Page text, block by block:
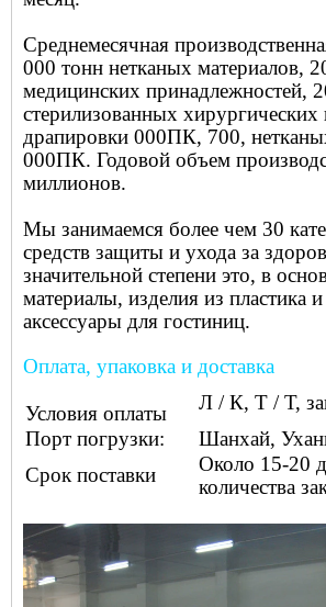
Среднемесячная
000 тонн нетканых материалов,
медицинских принадлежностей,
стерилизованных хирургических
драпировки 000ПК, 700,
000ПК. Годовой объем
миллионов.
Мы занимаемся более чем 30
средств защиты и ухода за
значительной степени это, в
материалы, изделия из пластика
аксессуары для гостиниц.
Оплата, упаковка и доставка
Условия оплаты
Л / К, Т / Т,
Порт погрузки:
Шанхай,
Срок поставки
Около 15-20
количества